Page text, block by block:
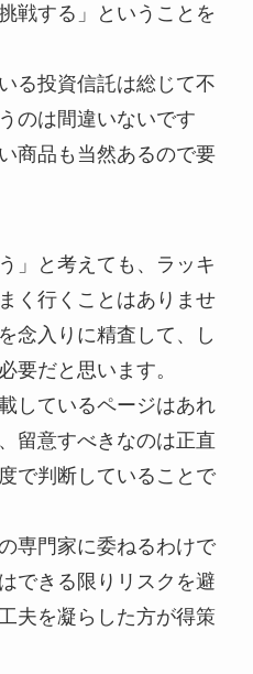
戦する」ということを
る投資信託は総じて不
のは間違いないです
商品も当然あるので要
」と考えても、ラッキ
く行くことはありませ
念入りに精査して、し
要だと思います。
しているページはあれ
留意すべきなのは正直
で判断していることで
専門家に委ねるわけで
できる限りリスクを避
夫を凝らした方が得策